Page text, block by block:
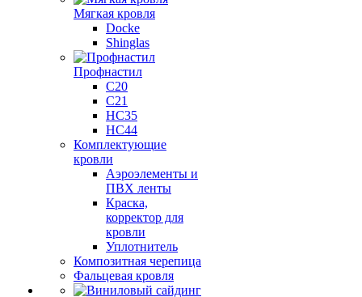
Мягкая кровля
Docke
Shinglas
Профнастил
C20
C21
НС35
НС44
Комплектующие
кровли
Аэроэлементы и
ПВХ ленты
Краска,
корректор для
кровли
Уплотнитель
Композитная черепица
Фальцевая кровля